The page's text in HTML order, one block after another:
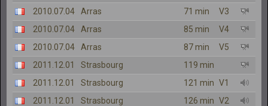
2010.07.04
Arras 71 min
V3
2010.07.04
Arras 85 min
V4
2010.07.04
Arras 87 min
V5
2011.12.01
Strasbourg
119 min
2011.12.01
Strasbourg 121 min V1
2011.12.01
Strasbourg 126 min V2